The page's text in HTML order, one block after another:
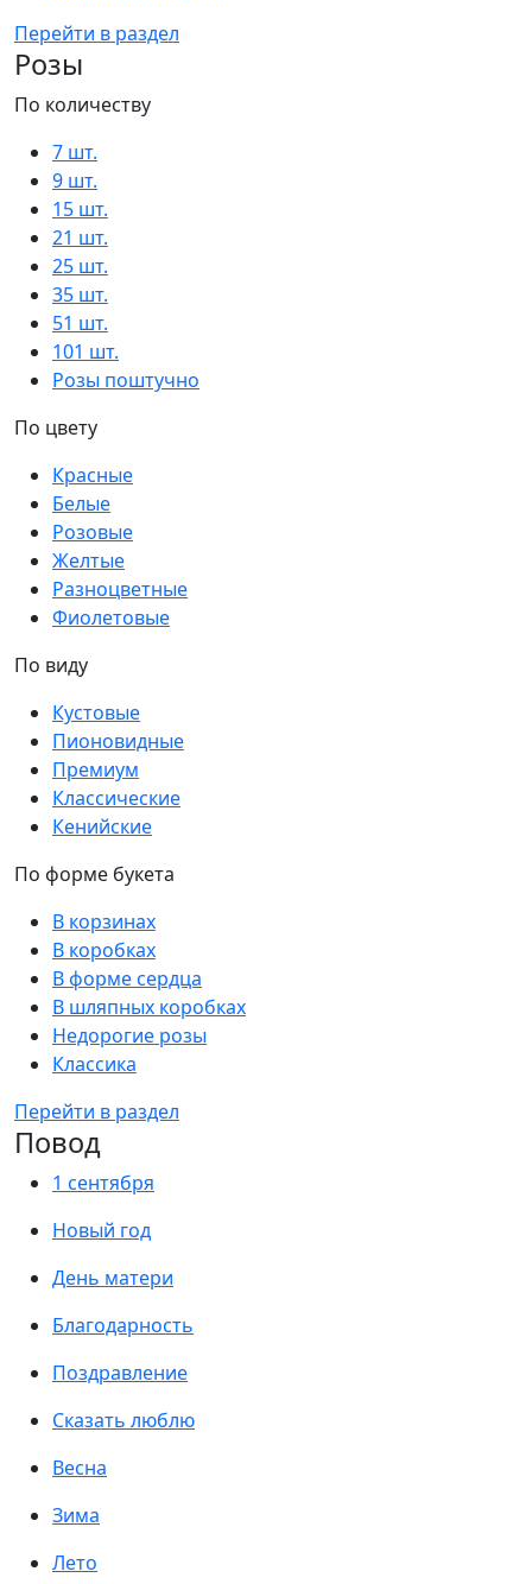
Перейти в раздел
Розы
По количеству
7 шт.
9 шт.
15 шт.
21 шт.
25 шт.
35 шт.
51 шт.
101 шт.
Розы поштучно
По цвету
Красные
Белые
Розовые
Желтые
Разноцветные
Фиолетовые
По виду
Кустовые
Пионовидные
Премиум
Классические
Кенийские
По форме букета
В корзинах
В коробках
В форме сердца
В шляпных коробках
Недорогие розы
Классика
Перейти в раздел
Повод
1 сентября
Новый год
День матери
Благодарность
Поздравление
Сказать люблю
Весна
Зима
Лето